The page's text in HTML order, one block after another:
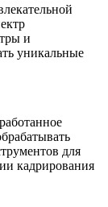
и
уникальные
для
кадрирования